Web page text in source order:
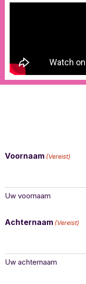
Voornaam (Vereist)
Uw voornaam
Achternaam (Vereist)
Uw achternaam